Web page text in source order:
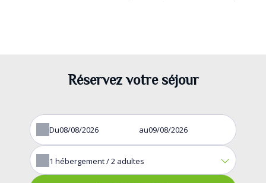
Réservez votre séjour
Du au
1 hébergement /2 adultes